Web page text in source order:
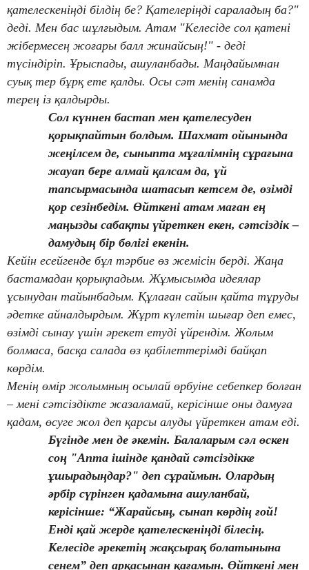
қателескеніңді білдің бе? Қателеріңді сараладың ба?"
деді. Мен бас шұлғыдым. Атам "Келесіде сол қатені
жібермесең жоғары балл жинайсың!" - деді
түсіндіріп. Ұрыспады, ашуланбады. Маңдайымнан
суық тер бұрқ ете қалды. Осы сәт менің санамда
терең із қалдырды.
Сол күннен бастап мен қателесуден
қорықпайтын болдым. Шахмат ойынында
жеңілсем де, сыныпта мұғалімнің сұрағына
жауап бере алмай қалсам да, үй
тапсырмасында шатасып кетсем де, өзімді
қор сезінбедім. Өйткені атам маған ең
маңызды сабақты үйреткен екен, сәтсіздік –
дамудың бір бөлігі екенін.
Кейін есейгенде бұл тәрбие өз жемісін берді. Жаңа
бастамадан қорықпадым. Жұмысымда идеялар
ұсынудан тайынбадым. Құлаған сайын қайта тұруды
әдетке айналдырдым. Жұрт күлетін шығар деп емес,
өзімді сынау үшін әрекет етуді үйрендім. Жолым
болмаса, басқа салада өз қабілеттерімді байқап
көрдім.
Менің өмір жолымның осылай өрбуіне себепкер болған
– мені сәтсіздікте жазаламай, керісінше оны дамуға
қадам, өсуге жол деп қарсы алуды үйреткен атам еді.
Бүгінде мен де әкемін. Балаларым сәл өскен
соң "Апта ішінде қандай сәтсіздікке
ұшырадыңдар?" деп сұраймын. Олардың
әрбір сүрінген қадамына ашуланбай,
керісінше: “Жарайсың, сынап көрдің ғой!
Енді қай жерде қателескеніңді білесің.
Келесіде әрекетің жақсырақ болатынына
сенем” деп арқасынан қағамын. Өйткені мен